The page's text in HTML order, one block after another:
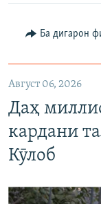
Ба дигарон
Август 06, 2026
Даҳ
кардани
Кӯлоб